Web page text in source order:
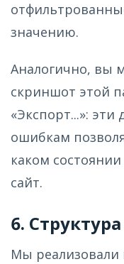
значению.
Аналогично, вы
скриншот этой
«Экспорт...»:
ошибкам
каком
сайт.
6.
Мы реализовали